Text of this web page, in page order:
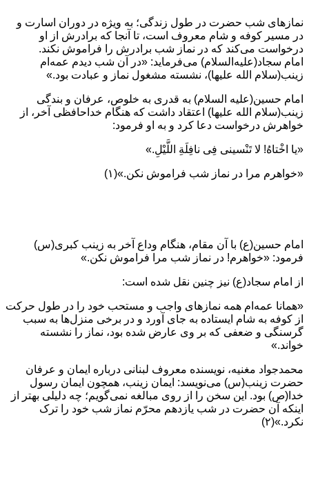
نمازهای شب حضرت در طول زندگی؛ به ویژه در دوران اسارت و
در مسیر كوفه و شام معروف است، تا آنجا كه برادرش از او
درخواست می‌کند كه در نماز شب برادرش را فراموش نكند.
امام سجاد(عليه‌السلام) مى‏‌فرمايد: «در آن شب ديدم عمه‏‌ام
زينب(سلام الله عليها)، نشسته مشغول نماز و عبادت بود.»
امام حسين(عليه السلام) به قدرى به خلوص، عرفان و بندگى
زينب(سلام الله عليها) اعتقاد داشت كه هنگام خداحافظى آخر، از
خواهرش درخواست دعا كرد و به او فرمود:
«يا اخْتاهُ! لا تَنْسينى فِى نافِلَةِ اللَّيْلِ.»
«خواهرم مرا در نماز شب فراموش نکن.»(۱)
امام حسین(ع) با آن مقام، هنگام وداع آخر به زینب کبری(س)
فرمود: «خواهرم! در نماز شب مرا فراموش نکن.»
از امام سجاد(ع) نیز چنین نقل شده است:
«همانا عمه‌ام همه نمازهای واجب و مستحب خود را در طول حرکت
از کوفه به شام ایستاده به جای آورد و در برخی منزل‌ها به سبب
گرسنگی و ضعفی که بر وی عارض شده بود، نماز را نشسته
خواند.»
محمدجواد مغنیه، نویسنده معروف لبنانی درباره ایمان و عرفان
حضرت زینب(س) می‌نویسد: ایمان زینب، همچون ایمان رسول
خدا(ص) بود. این سخن را از روی مبالغه نمی‌گویم؛ چه دلیلی بهتر از
اینکه آن حضرت در شب یازدهم محرّم نماز شب خود را ترک
نکرد.»(۲)